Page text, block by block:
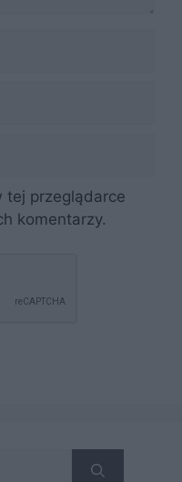
tej przeglądarce
komentarzy.